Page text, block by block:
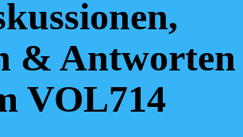
& Antworten
VOL714